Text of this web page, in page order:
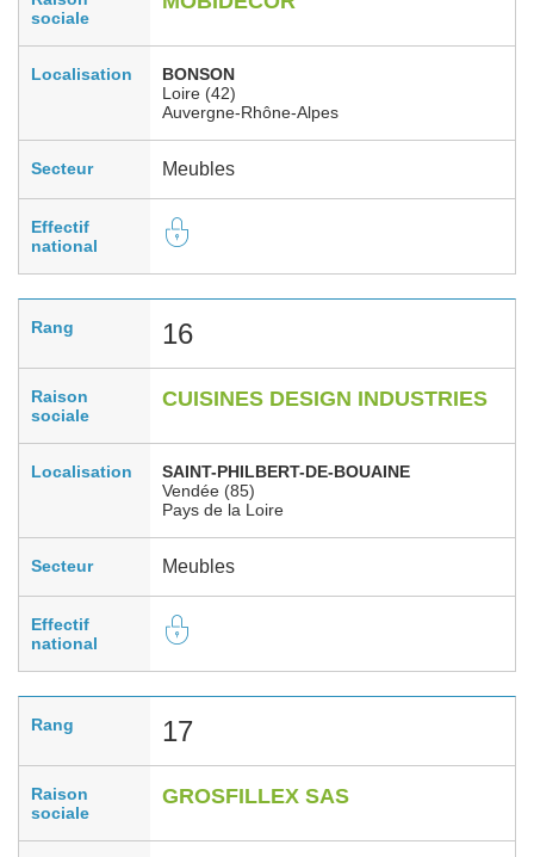
sociale
Localisation
BONSON
Loire (42)
Auvergne-Rhône-Alpes
Secteur Meubles
Effectif
national
Rang 16
Raison
sociale
CUISINES DESIGN INDUSTRIES
Localisation
SAINT-PHILBERT-DE-BOUAINE
Vendée (85)
Pays de la Loire
Secteur Meubles
Effectif
national
Rang 17
Raison
sociale
GROSFILLEX SAS